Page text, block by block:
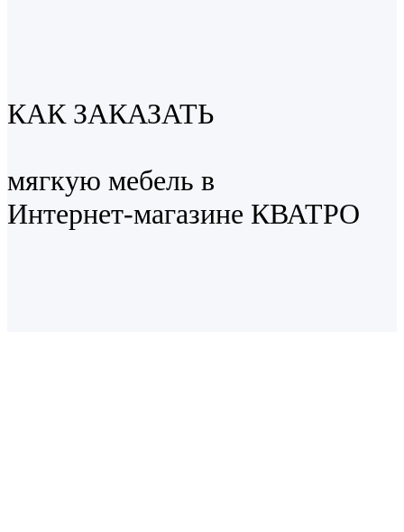
КАК ЗАКАЗАТЬ
мягкую мебель в
Интернет-магазине КВАТРО